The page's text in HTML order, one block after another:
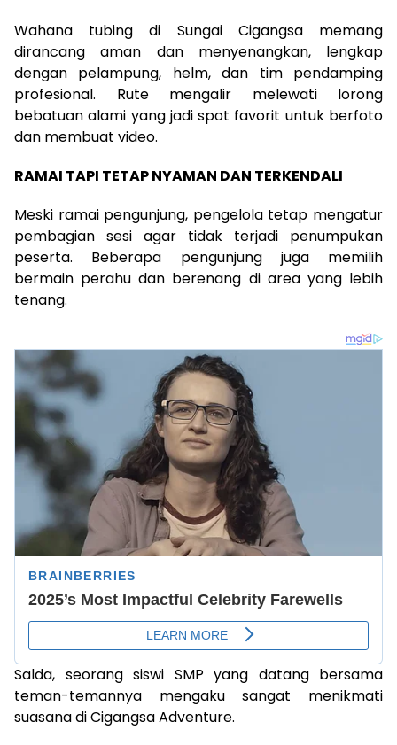
Wahana tubing di Sungai Cigangsa memang
dirancang aman dan menyenangkan, lengkap
dengan pelampung, helm, dan tim pendamping
profesional. Rute mengalir melewati lorong
bebatuan alami yang jadi spot favorit untuk berfoto
dan membuat video.
RAMAI TAPI TETAP NYAMAN DAN TERKENDALI
Meski ramai pengunjung, pengelola tetap mengatur
pembagian sesi agar tidak terjadi penumpukan
peserta. Beberapa pengunjung juga memilih
bermain perahu dan berenang di area yang lebih
tenang.
Salda, seorang siswi SMP yang datang bersama
teman-temannya mengaku sangat menikmati
suasana di Cigangsa Adventure.